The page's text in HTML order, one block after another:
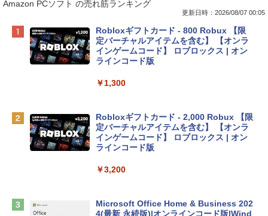
Apple 2026 MacBook Neo A18 Proチッ
プ搭載13インチノートブック：AIとAppl
e Intelligence、Liquid Retinaディスプ
レイ、8GBメモリ、512GB SSD、1080p
ィゴ + 3年延長 AppleCare+ for 13インチ
￥162,598
tomtoc 360°保護 15.6 16インチ パソコ
book Lenovo対応
Amazon PCソフト の売れ筋ランキング
更新日時：2026/08/07 00:05
Robloxギフトカード - 800 Robux 【限
定バーチャルアイテムを含む】 【オンラ
インゲームコード】 ロブロックス | オン
ラインコード版
￥1,300
Robloxギフトカード - 2,000 Robux 【限
定バーチャルアイテムを含む】 【オンラ
インゲームコード】 ロブロックス | オン
ラインコード版
￥3,200
Microsoft Office Home & Business 202
4(最新 永続版)|オンラインコード版|Wind